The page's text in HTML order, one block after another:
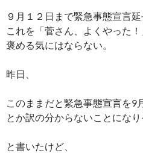
９月１２日まで緊急事態宣言延
これを「菅さん、よくやった！
褒める気にはならない。
昨日、
このままだと緊急事態宣言を9
とか訳の分からないことになり
と書いたけど、